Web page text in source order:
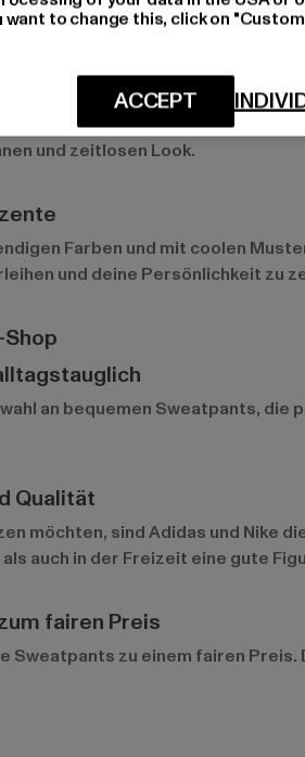
Farben. Diese
und zeitlosen Look.
Farben und mit coolen
und deine Persönlichkeit zu
an bequemen Sweatpants,
Qualität
möchten, sindAdidas und Nike
auch in der Freizeit eine gute
fairen Preis
Sweatpants zu einem fairen
to change this, click on
ACCEPT